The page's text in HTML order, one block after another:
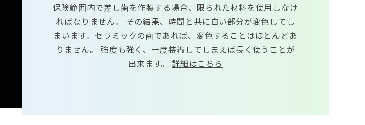
保険範囲内で差し歯を作製する場合、限られた材料を使用しなけ
ればなりません。 その結果、時間と共に白い部分が変色してし
まいます。セラミックの歯であれば、変色することはほとんどあ
りません。 強度も強く、一度装着してしまえば長く使うことが
出来ます。 詳細はこちら